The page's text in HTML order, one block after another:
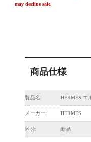
may decline sale.
商品仕様
製品名: HERMES エ
メーカー: HERMES
区分: 新品